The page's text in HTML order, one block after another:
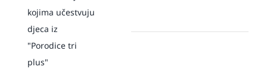
kojima učestvuju
djeca iz
"Porodice tri
plus"